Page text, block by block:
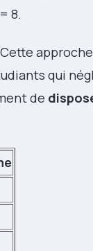
8.
Cette
qui
de